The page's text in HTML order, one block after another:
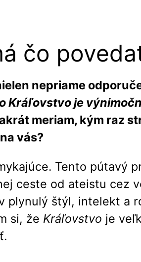
čo
nepriame
Kráľovstvo je
meriam, kým raz
vás?
Tento pútavý
ceste od ateistu cez
plynulý štýl, intelekt a
si, že Kráľovstvo je